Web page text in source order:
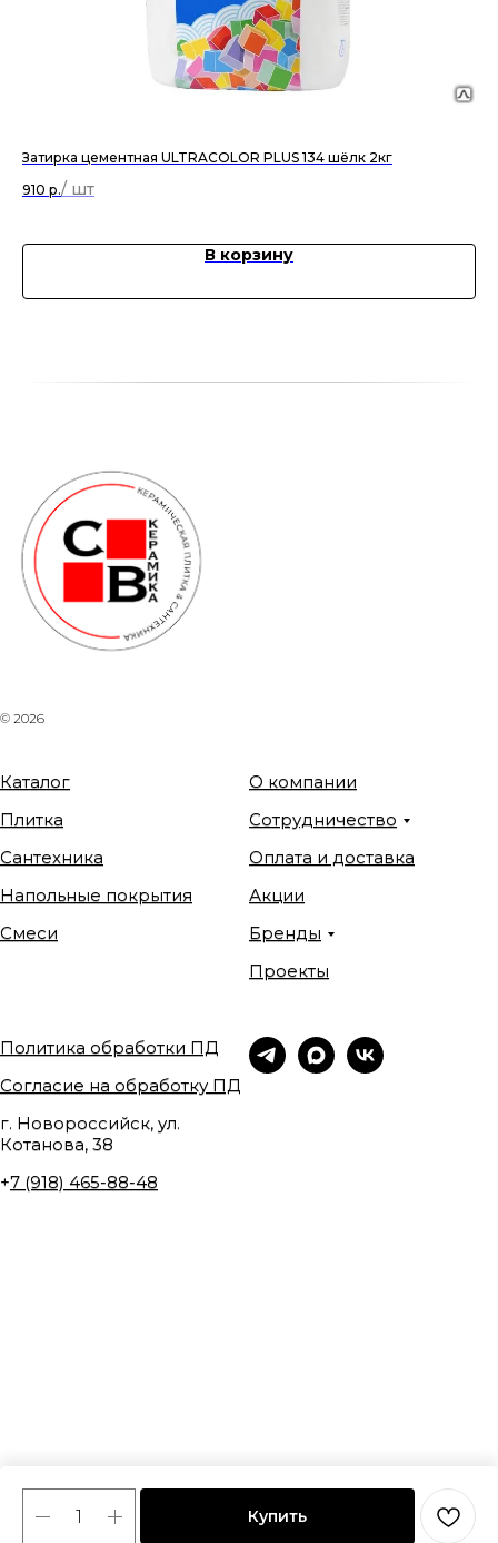
Купить
Затирка цементная ULTRACOLOR PLUS 134 шёлк 2кг
910 р.
В корзину
© 2026
Каталог
Плитка
Сантехника
Напольные покрытия
Смеси
О компании
Сотрудничество
Оплата и доставка
Акции
Бренды
Проекты
Политика обработки ПД
Согласие на обработку ПД
г. Новороссийск, ул.
Котанова, 38
+7 (918) 465-88-48